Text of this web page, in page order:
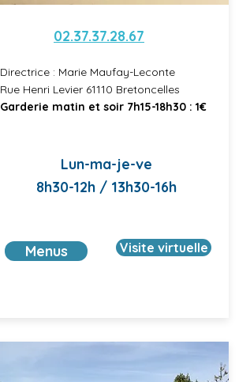
02.37.37.28.67
Directrice : Marie Maufay-Leconte
Rue Henri Levier 61110 Bretoncelles
Garderie matin et soir 7h15-18h30 : 1€
Lun-ma-je-ve
8h30-12h / 13h30-16h
Menus Visite virtuelle